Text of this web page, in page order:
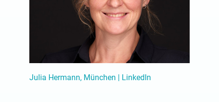
Julia Hermann, München | LinkedIn